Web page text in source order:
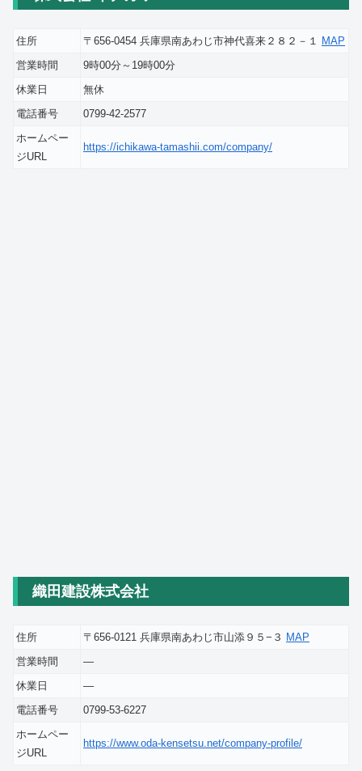
住所 〒656-0454 兵庫県南あわじ市神代喜来２８２－１
MAP
営業時間
9時00分～19時00分
休業日
無休
電話番号
0799-42-2577
ホームペー
ジURL
https://ichikawa-tamashii.com/company/
織田建設株式会社
住所 〒656-0121 兵庫県南あわじ市山添９５−３ MAP
営業時間
―
休業日
―
電話番号
0799-53-6227
ホームペー
ジURL
https://www.oda-kensetsu.net/company-profile/